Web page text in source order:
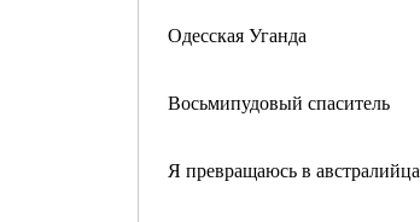
Одесская Уганда
Восьмипудовый спаситель
Я превращаюсь в австралийца